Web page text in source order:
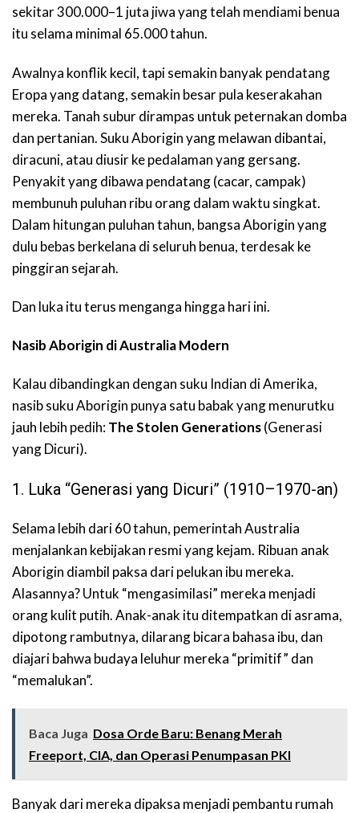
sekitar 300.000–1 juta jiwa yang telah mendiami benua
itu selama minimal 65.000 tahun.
Awalnya konflik kecil, tapi semakin banyak pendatang
Eropa yang datang, semakin besar pula keserakahan
mereka. Tanah subur dirampas untuk peternakan domba
dan pertanian. Suku Aborigin yang melawan dibantai,
diracuni, atau diusir ke pedalaman yang gersang.
Penyakit yang dibawa pendatang (cacar, campak)
membunuh puluhan ribu orang dalam waktu singkat.
Dalam hitungan puluhan tahun, bangsa Aborigin yang
dulu bebas berkelana di seluruh benua, terdesak ke
pinggiran sejarah.
Dan luka itu terus menganga hingga hari ini.
Nasib Aborigin di Australia Modern
Kalau dibandingkan dengan suku Indian di Amerika,
nasib suku Aborigin punya satu babak yang menurutku
jauh lebih pedih:The Stolen Generations(Generasi
yang Dicuri).
1. Luka “Generasi yang Dicuri” (1910–1970-an)
Selama lebih dari 60 tahun, pemerintah Australia
menjalankan kebijakan resmi yang kejam. Ribuan anak
Aborigin diambil paksa dari pelukan ibu mereka.
Alasannya? Untuk “mengasimilasi” mereka menjadi
orang kulit putih. Anak-anak itu ditempatkan di asrama,
dipotong rambutnya, dilarang bicara bahasa ibu, dan
diajari bahwa budaya leluhur mereka “primitif” dan
“memalukan”.
Baca Juga Dosa Orde Baru: Benang Merah
Freeport, CIA, dan Operasi Penumpasan PKI
Banyak dari mereka dipaksa menjadi pembantu rumah